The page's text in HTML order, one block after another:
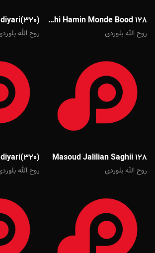
Mohsen Chavoshi Hamin Monde Bood 128
روح الله بلوردی روح الله
Masoud Jalilian Saghii 128
روح الله بلوردی روح الله